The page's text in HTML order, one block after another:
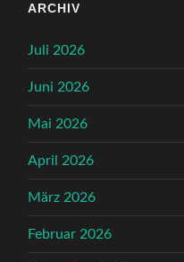
ARCHIV
Juli 2026
Juni 2026
Mai 2026
April 2026
März 2026
Februar 2026